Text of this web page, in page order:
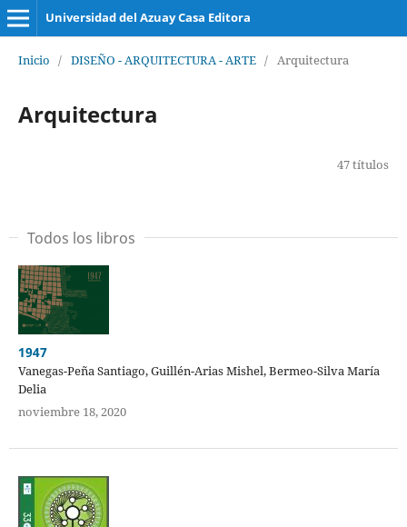
Universidad del Azuay Casa Editora
Inicio / DISEÑO - ARQUITECTURA - ARTE / Arquitectura
Arquitectura
47 títulos
Todos los libros
1947
Vanegas-Peña Santiago, Guillén-Arias Mishel, Bermeo-Silva María
Delia
noviembre 18, 2020